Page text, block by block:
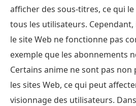
afficher des sous-titres, ce qui
tous les utilisateurs.
le site Web ne fonctionne pas
exemple que les abonnements
Certains anime ne sont pas
les sites Web, ce qui peut
visionnage des utilisateurs.